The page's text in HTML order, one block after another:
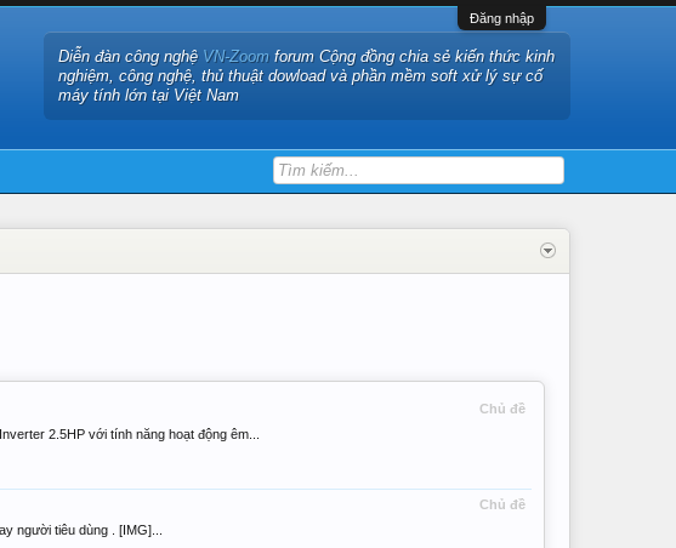
Đăng nhập
Diễn đàn công nghệ VN-Zoom forum Cộng đồng chia sẻ kiến thức kinh
nghiệm, công nghệ, thủ thuật dowload và phần mềm soft xử lý sự cố
máy tính lớn tại Việt Nam
Chủ đề
2.5HP với tính năng hoạt động êm...
Chủ đề
người tiêu dùng . [IMG]...